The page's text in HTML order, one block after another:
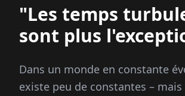
"Les temps
sont plus
Dans un monde en constante
existe peu de constantes – mais